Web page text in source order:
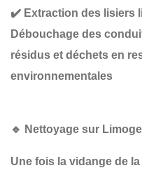
✔️ Extraction des lisiers
Débouchage des
résidus et déchets en
environnementales
🔹 Nettoyage sur
Une fois la vidange de la